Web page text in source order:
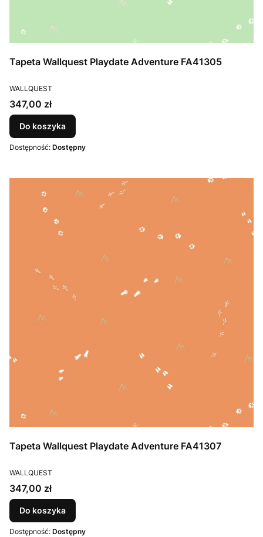
Tapeta Wallquest Playdate Adventure FA41305
PRODUCENT
WALLQUEST
Cena
347,00 zł
Do koszyka
Dostępność: Dostępny
Tapeta Wallquest Playdate Adventure FA41307
PRODUCENT
WALLQUEST
Cena
347,00 zł
Do koszyka
Dostępność: Dostępny